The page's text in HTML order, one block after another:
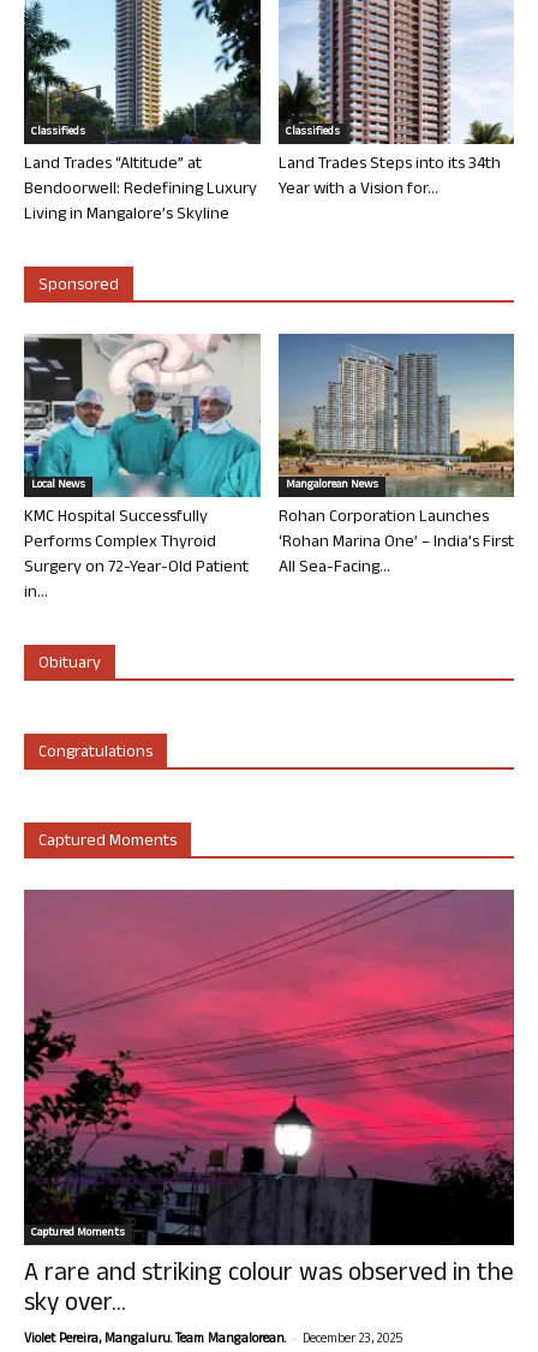
Classifieds
Land Trades “Altitude” at
Bendoorwell: Redefining Luxury
Living in Mangalore’s Skyline
Classifieds
Land Trades Steps into its 34th
Year with a Vision for...
Sponsored
Local News
KMC Hospital Successfully
Performs Complex Thyroid
Surgery on 72-Year-Old Patient
in...
Mangalorean News
Rohan Corporation Launches
‘Rohan Marina One’ – India’s First
All Sea-Facing...
Obituary
Congratulations
Captured Moments
Captured Moments
A rare and striking colour was observed in the
sky over...
Violet Pereira, Mangaluru. Team Mangalorean. - December 23, 2025